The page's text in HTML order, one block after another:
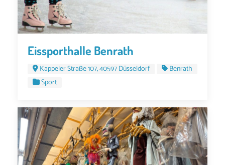
Eissporthalle Benrath
Kappeler Straße 107, 40597 Düsseldorf
Benrath
Sport